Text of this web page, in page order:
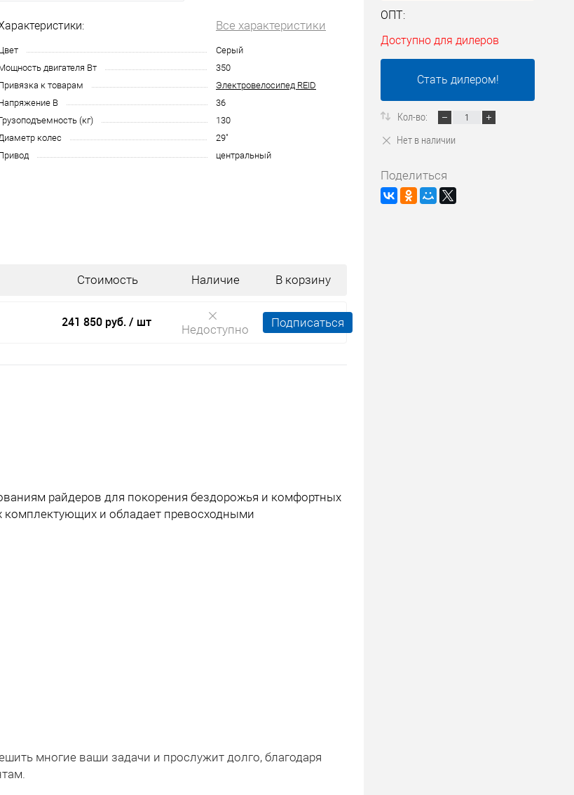
Все характеристики
Серый
двигателя Вт
350
к товарам
Электровелосипед REID
В
36
(кг)
130
колес
29"
центральный
Стоимость Наличие В корзину
241 850 руб./ шт Недоступно Подписаться
райдеров для покорения бездорожья и комфортных
комплектующих и обладает превосходными
многие ваши задачи и прослужит долго, благодаря
ОПТ:
Доступно для дилеров
Стать дилером!
Кол-во:
Нет в наличии
Поделиться